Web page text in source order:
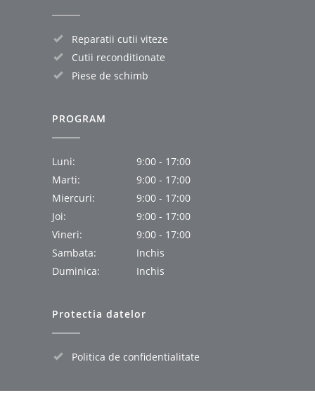
Reparatii cutii viteze
Cutii reconditionate
Piese de schimb
PROGRAM
Luni:
9:00 - 17:00
Marti:
9:00 - 17:00
Miercuri:
9:00 - 17:00
Joi:
9:00 - 17:00
Vineri:
9:00 - 17:00
Sambata:
Inchis
Duminica:
Inchis
Protectia datelor
Politica de confidentialitate